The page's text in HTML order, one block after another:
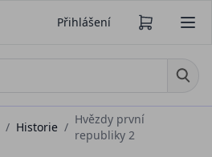
Přihlášení
/ Historie /
Hvězdy první
republiky 2